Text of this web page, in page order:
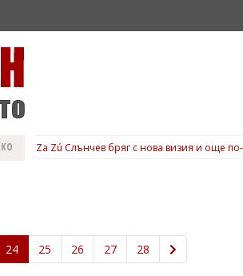
Za Zú Слънчев бряг с нова визия и още
24 25 26 27 28